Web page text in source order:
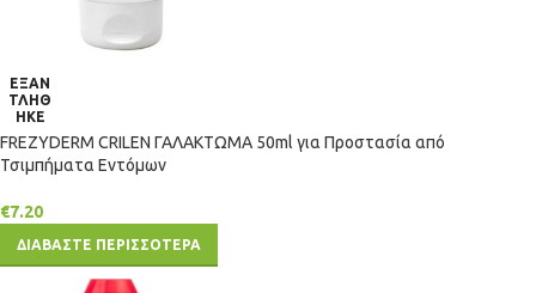
ΕΞΑΝ
ΤΛΗΘ
ΗΚΕ
FREZYDERM CRILEN ΓΑΛΑΚΤΩΜΑ 50ml για Προστασία από
Τσιμπήματα Εντόμων
€7.20
ΔΙΑΒΑΣΤΕ ΠΕΡΙΣΣΟΤΕΡΑ